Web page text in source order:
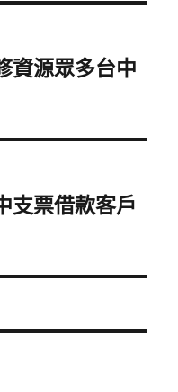
資源眾多台中
支票借款客戶